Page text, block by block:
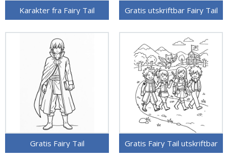
Karakter fra Fairy Tail Gratis utskriftbar Fairy Tail
Gratis Fairy Tail Gratis Fairy Tail utskriftbar